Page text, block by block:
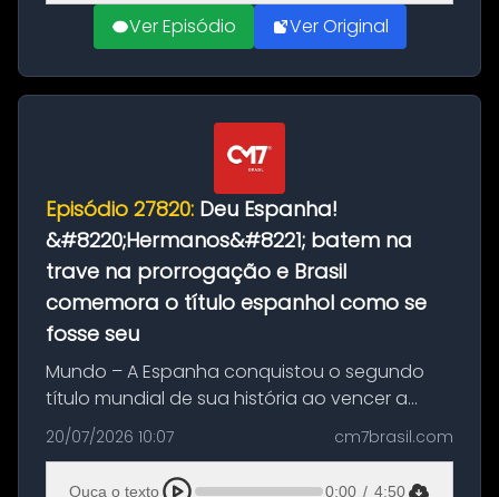
Ver Episódio Ver Original
Episódio 27820: Deu Espanha!
&#8220;Hermanos&#8221; batem na
trave na prorrogação e Brasil
comemora o título espanhol como se
fosse seu
Mundo – A Espanha conquistou o segundo
título mundial de sua história ao vencer a
Argentina por 1 a 0, neste domingo (19), na
decisão da Copa do Mundo de 2026. Depois
de um duelo sem gols durante o te...
20/07/2026 10:07 cm7brasil.com
Ouça o texto 0:00 / 4:50